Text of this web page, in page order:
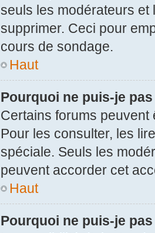
seuls les modérateurs et
supprimer. Ceci pour
cours de sondage.
Haut
Pourquoi ne puis-je
Certains forums
Pour les consulter, les
spéciale. Seuls les
peuvent accorder cet
Haut
Pourquoi ne puis-je